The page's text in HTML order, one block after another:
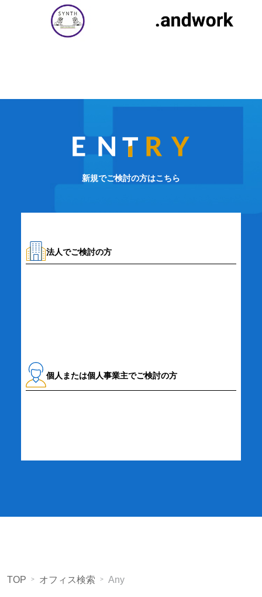
新規でご検討の方はこちら
法人でご検討の方
個人または個人事業主でご検討の方
TOP オフィス検索 Any